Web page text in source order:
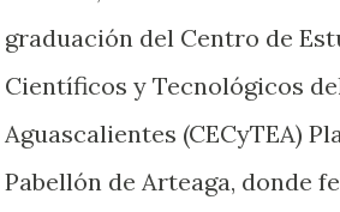
graduación del Centro de
Científicos y Tecnológicos
Aguascalientes (CECyTEA)
Pabellón de Arteaga, donde